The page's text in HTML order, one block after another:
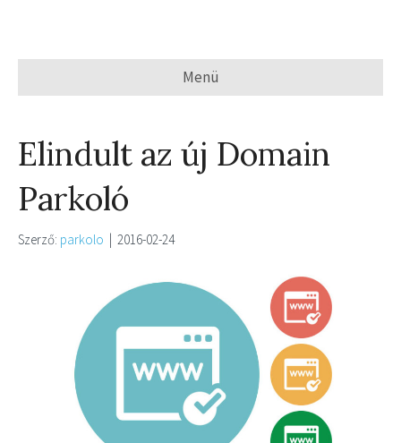
Menü
Elindult az új Domain
Parkoló
Szerző: parkolo | 2016-02-24